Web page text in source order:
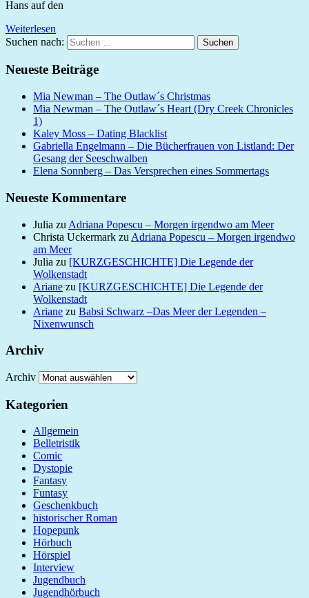
Hans auf den
Weiterlesen
Suchen nach:
Suchen
Neueste Beiträge
Mia Newman – The Outlaw´s Christmas
Mia Newman – The Outlaw´s Heart (Dry Creek Chronicles
1)
Kaley Moss – Dating Blacklist
Gabriella Engelmann – Die Bücherfrauen von Listland: Der
Gesang der Seeschwalben
Elena Sonnberg – Das Versprechen eines Sommertags
Neueste Kommentare
Julia zu Adriana Popescu – Morgen irgendwo am Meer
Christa Uckermark zu Adriana Popescu – Morgen irgendwo
am Meer
Julia zu [KURZGESCHICHTE] Die Legende der
Wolkenstadt
Ariane zu [KURZGESCHICHTE] Die Legende der
Wolkenstadt
Ariane zu Babsi Schwarz –Das Meer der Legenden –
Nixenwunsch
Archiv
Archiv
Kategorien
Allgemein
Belletristik
Comic
Dystopie
Fantasy
Funtasy
Geschenkbuch
historischer Roman
Hopepunk
Hörbuch
Hörspiel
Interview
Jugendbuch
Jugendhörbuch